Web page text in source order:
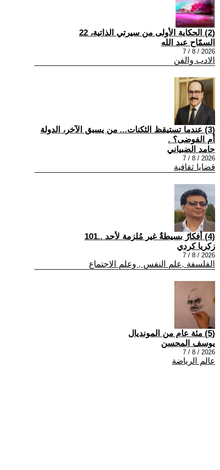
(2) الحكاية الأولى من سيرتي الذاتية، 22
السمّاح عبد الله
2026 / 8 / 7
الادب والفن
(3) عندما تستيقظ الثكنات... من يسبق الآخر، الدولة
أم الفوضى؟ .
حامد الضبياني
2026 / 8 / 7
قضايا ثقافية
(4) أفكارٌ بسيطةٌ غير مُلزمة لأحد ..101
زكريا كردي
2026 / 8 / 7
الفلسفة ,علم النفس , وعلم الاجتماع
(5) مئة عام من المونديال
يوسف المحسن
2026 / 8 / 7
عالم الرياضة